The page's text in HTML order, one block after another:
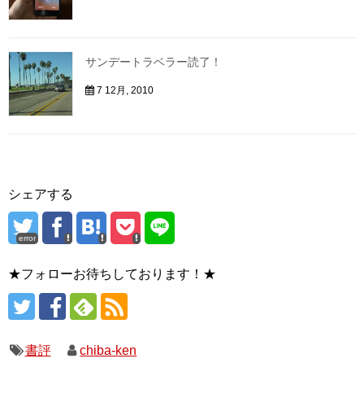
サンデートラベラー読了！
7 12月, 2010
シェアする
error
★フォローお待ちしております！★
書評 chiba-ken